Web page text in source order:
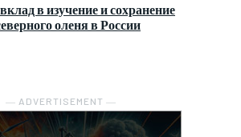
в изучение и сохранение
оленя в России
― ADVERTISEMENT ―